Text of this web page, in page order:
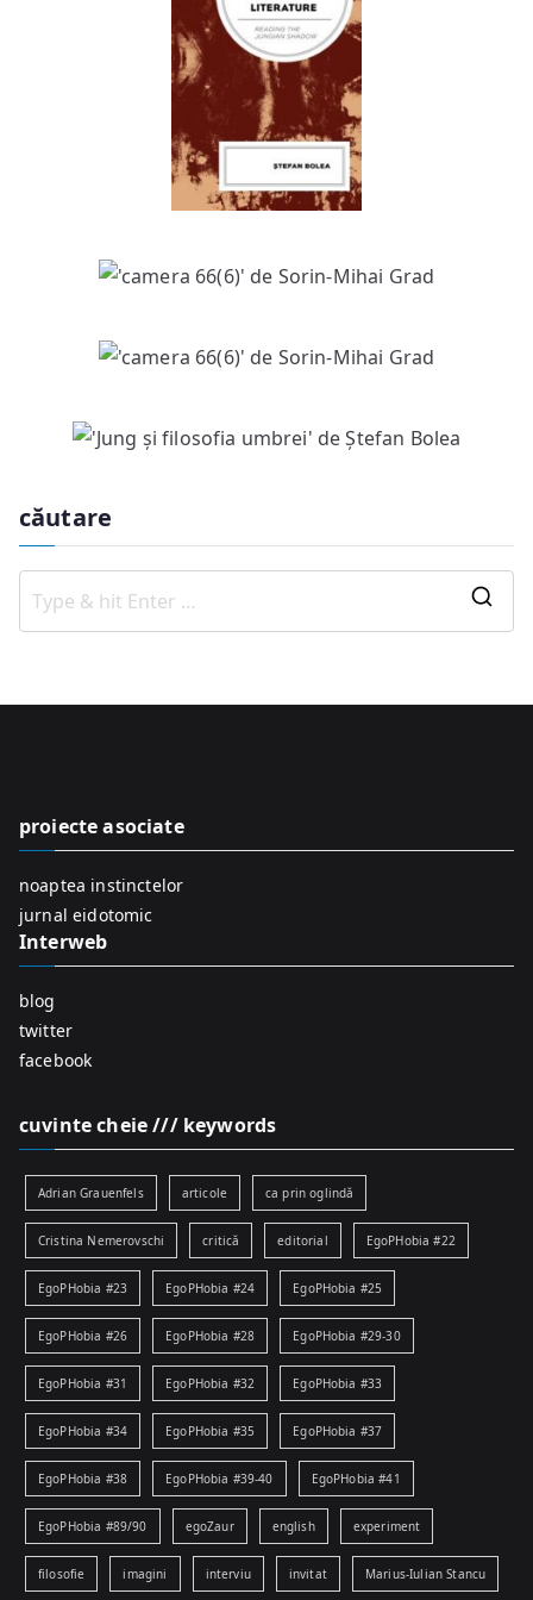
căutare
o
proiecte asociate
noaptea instinctelor
jurnal eidotomic
Interweb
blog
twitter
facebook
cuvinte cheie /// keywords
Adrian Grauenfels articole ca prin oglindă
Cristina Nemerovschi critică editorial EgoPHobia #22
EgoPHobia #23 EgoPHobia #24 EgoPHobia #25
EgoPHobia #26 EgoPHobia #28 EgoPHobia #29-30
EgoPHobia #31 EgoPHobia #32 EgoPHobia #33
EgoPHobia #34 EgoPHobia #35 EgoPHobia #37
EgoPHobia #38 EgoPHobia #39-40 EgoPHobia #41
EgoPHobia #89/90 egoZaur english experiment
filosofie imagini interviu invitat Marius-Iulian Stancu